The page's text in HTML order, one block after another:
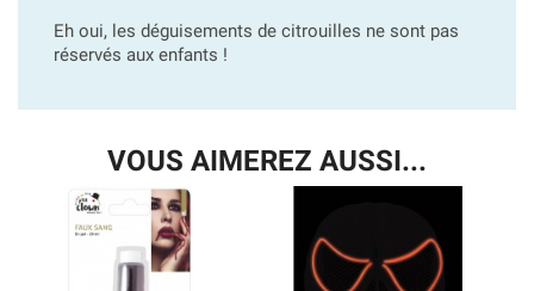
Eh oui, les déguisements de citrouilles ne sont pas
réservés aux enfants !
VOUS AIMEREZ AUSSI...